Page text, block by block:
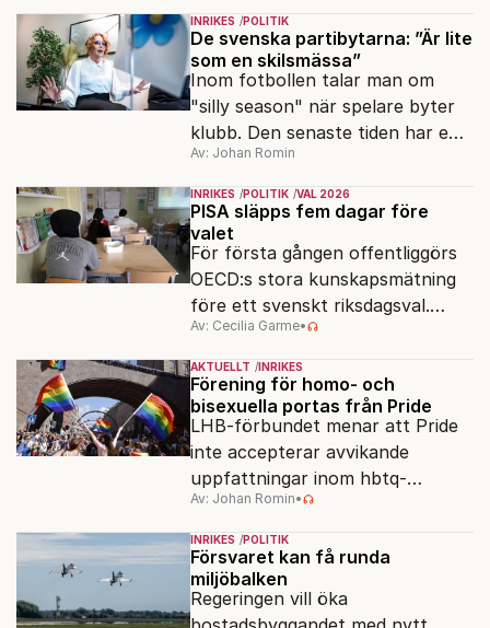
ser sin chans att pressa
Tidösidan.
INRIKES POLITIK
De svenska partibytarna: ”Är lite
som en skilsmässa”
Inom fotbollen talar man om
"silly season" när spelare byter
klubb. Den senaste tiden har en
rad svenska politiker bytt parti –
men varför, och vad skiljer
partiernas interna kulturer åt?
Av: Johan Romin
INRIKES POLITIK VAL 2026
PISA släpps fem dagar före
valet
För första gången offentliggörs
OECD:s stora kunskapsmätning
före ett svenskt riksdagsval.
Resultatet kan ge skolfrågan ny
kraft under valrörelsens sista
dagar.
Av: Cecilia Garme•
AKTUELLT INRIKES
Förening för homo- och
bisexuella portas från Pride
LHB-förbundet menar att Pride
inte accepterar avvikande
uppfattningar inom hbtq-
rörelsen. "Vi har inga problem
med transpersoner", säger
ordföranden Linn Saarinen.
Av: Johan Romin•
INRIKES POLITIK
Försvaret kan få runda
miljöbalken
Regeringen vill öka